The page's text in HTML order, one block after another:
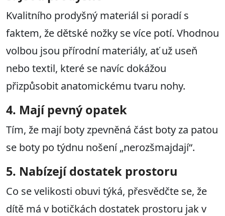
Kvalitního prodyšný materiál si poradí s
faktem, že dětské nožky se více potí. Vhodnou
volbou jsou přírodní materiály, ať už useň
nebo textil, které se navíc dokážou
přizpůsobit anatomickému tvaru nohy.
4. Mají pevný opatek
Tím, že mají boty zpevněná část boty za patou
se boty po týdnu nošení „nerozšmajdají“.
5. Nabízejí dostatek prostoru
Co se velikosti obuvi týká, přesvědčte se, že
dítě má v botičkách dostatek prostoru jak v